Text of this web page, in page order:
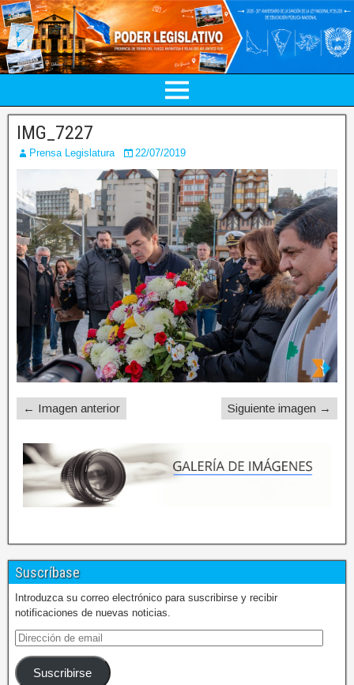
IMG_7227
Prensa Legislatura 22/07/2019
← Imagen anterior Siguiente imagen →
Suscríbase
Introduzca su correo electrónico para suscribirse y recibir
notificaciones de nuevas noticias.
Suscribirse